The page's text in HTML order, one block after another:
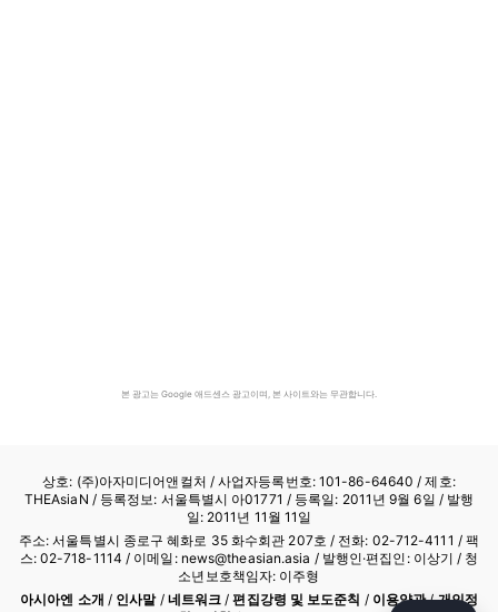
본 광고는 Google 애드센스 광고이며, 본 사이트와는 무관합니다.
상호: (주)아자미디어앤컬처 /사업자등록번호: 101-86-64640 / 제호:
THEAsiaN / 등록정보: 서울특별시 아01771 / 등록일: 2011년 9월 6일 / 발행
일: 2011년 11월 11일
주소: 서울특별시 종로구 혜화로 35 화수회관 207호 / 전화: 02-712-4111 / 팩
스: 02-718-1114 / 이메일: news@theasian.asia / 발행인·편집인: 이상기 / 청
소년보호책임자: 이주형
아시아엔 소개 / 인사말/ 네트워크 /편집강령 및 보도준칙 / 이용약관/개인정